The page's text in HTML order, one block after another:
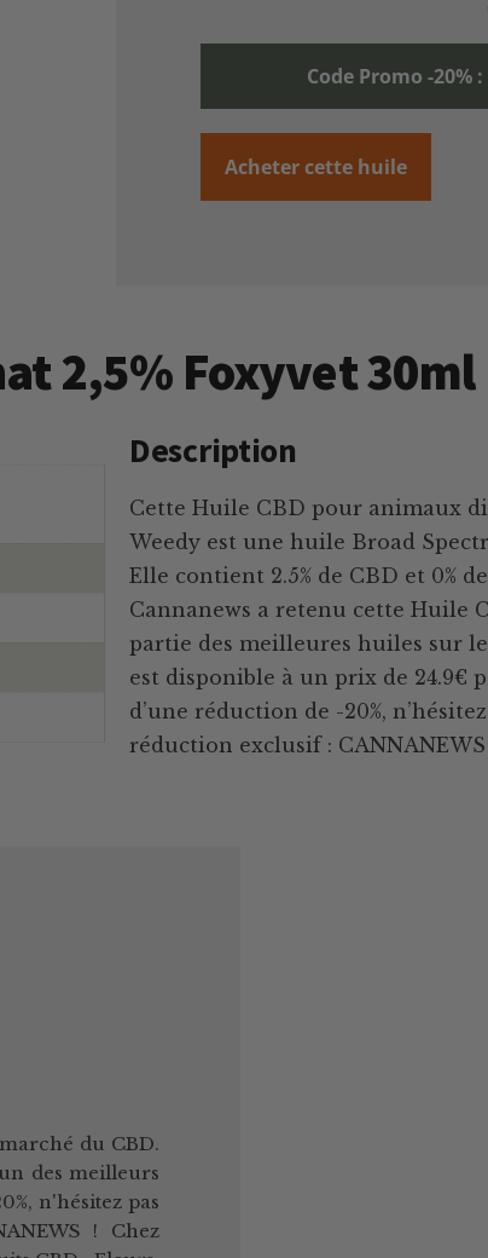
Code Promo -20% :
Acheter cette huile
2,5% Foxyvet 30ml
Description
Cette Huile CBD pour animaux
Weedy est une huile Broad
Elle contient 2.5% de CBD et 0%
Cannanews a retenu cette Huile
partie des meilleures huiles sur
est disponible à un prix de 24.9€
d’une réduction de -20%,
réduction exclusif : CANNANEWS
du CBD.
des meilleurs
n'hésitez pas
! Chez